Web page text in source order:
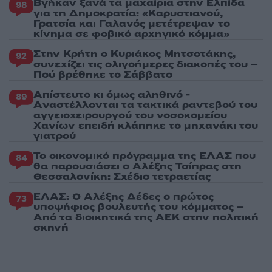
98 Βγήκαν ξανά τα μαχαίρια στην Ελπίδα
για τη Δημοκρατία: «Καρυστιανού,
Γρατσία και Γαλανός μετέτρεψαν το
κίνημα σε φοβικό αρχηγικό κόμμα»
92 Στην Κρήτη ο Κυριάκος Μητσοτάκης,
συνεχίζει τις ολιγοήμερες διακοπές του –
Πού βρέθηκε το Σάββατο
89 Απίστευτο κι όμως αληθινό -
Aναστέλλονται τα τακτικά ραντεβού του
αγγειοχειρουργού του νοσοκομείου
Χανίων επειδή κλάπηκε το μηχανάκι του
γιατρού
84 Το οικονομικό πρόγραμμα της ΕΛΑΣ που
θα παρουσιάσει ο Αλέξης Τσίπρας στη
Θεσσαλονίκη: Σχέδιο τετραετίας
73 ΕΛΑΣ: Ο Αλέξης Δέδες ο πρώτος
υποψήφιος βουλευτής του κόμματος –
Από τα διοικητικά της ΑΕΚ στην πολιτική
σκηνή